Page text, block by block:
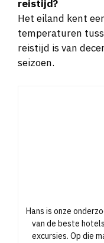
Het eiland kent
temperaturen
reistijd is van
seizoen.
van de beste
excursies. Op die
volgende vakantie.